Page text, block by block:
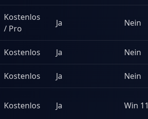
Kostenlos
/ Pro
Ja Nein
Kostenlos Ja Nein
Kostenlos Ja Nein
Kostenlos Ja Win 11